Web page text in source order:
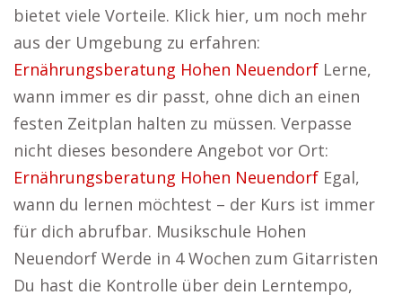
bietet viele Vorteile. Klick hier, um noch mehr
aus der Umgebung zu erfahren:
Ernährungsberatung Hohen Neuendorf Lerne,
wann immer es dir passt, ohne dich an einen
festen Zeitplan halten zu müssen. Verpasse
nicht dieses besondere Angebot vor Ort:
Ernährungsberatung Hohen Neuendorf Egal,
wann du lernen möchtest – der Kurs ist immer
für dich abrufbar. Musikschule Hohen
Neuendorf Werde in 4 Wochen zum Gitarristen
Du hast die Kontrolle über dein Lerntempo,